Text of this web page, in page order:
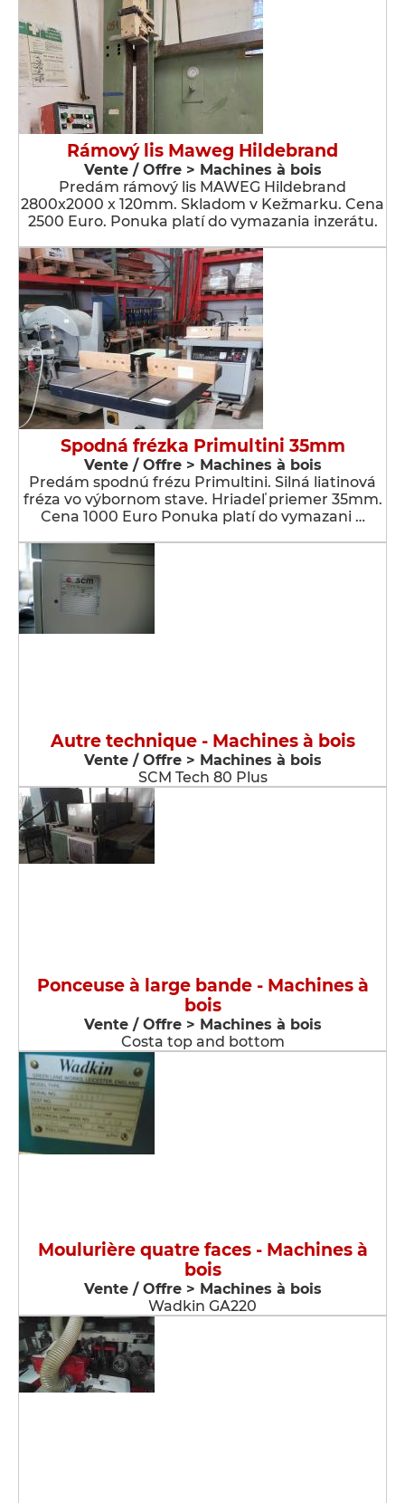
Rámový lis Maweg Hildebrand
Vente / Offre > Machines à bois
Predám rámový lis MAWEG Hildebrand
2800x2000 x 120mm. Skladom v Kežmarku. Cena
2500 Euro. Ponuka platí do vymazania inzerátu.
Spodná frézka Primultini 35mm
Vente / Offre > Machines à bois
Predám spodnú frézu Primultini. Silná liatinová
fréza vo výbornom stave. Hriadeľ priemer 35mm.
Cena 1000 Euro Ponuka platí do vymazani …
Autre technique - Machines à bois
Vente / Offre > Machines à bois
SCM Tech 80 Plus
Ponceuse à large bande - Machines à
bois
Vente / Offre > Machines à bois
Costa top and bottom
Moulurière quatre faces - Machines à
bois
Vente / Offre > Machines à bois
Wadkin GA220